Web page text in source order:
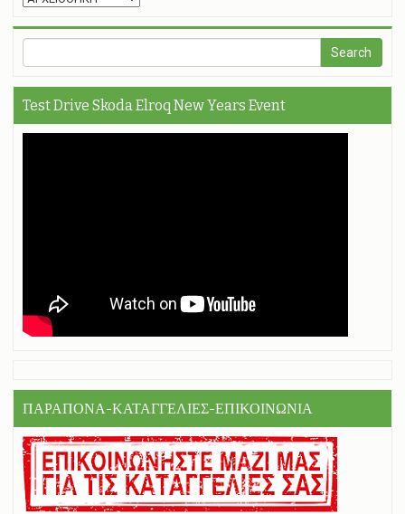
Test Drive Skoda Elroq New Years Event
ΠΑΡΑΠΟΝΑ-ΚΑΤΑΓΓΕΛΙΕΣ-ΕΠΙΚΟΙΝΩΝΙΑ